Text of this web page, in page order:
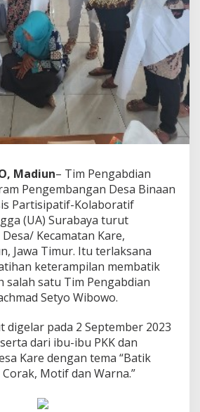
Madiun– Tim Pengabdian
Pengembangan Desa Binaan
Partisipatif-Kolaboratif
(UA) Surabaya turut
Kecamatan Kare,
Jawa Timur. Itu terlaksana
keterampilan membatik
salah satu Tim Pengabdian
Setyo Wibowo.
digelar pada 2 September 2023
dari ibu-ibu PKK dan
Kare dengan tema “Batik
Motif dan Warna.”